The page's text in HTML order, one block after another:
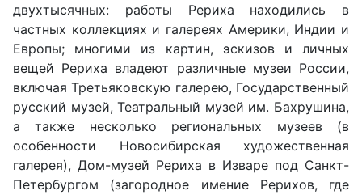
двухтысячных: работы Рериха находились в
частных коллекциях и галереях Америки, Индии и
Европы; многими из картин, эскизов и личных
вещей Рериха владеют различные музеи России,
включая Третьяковскую галерею, Государственный
русский музей, Театральный музей им. Бахрушина,
а также несколько региональных музеев (в
особенности Новосибирская художественная
галерея), Дом-музей Рериха в Изваре под Санкт-
Петербургом (загородное имение Рерихов, где